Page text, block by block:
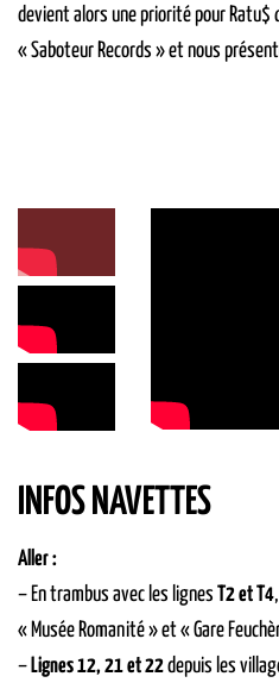
devient alors une priorité pour Ratu$
« Saboteur Records » et nous
INFOS NAVETTES
Aller :
– En trambus avec les lignes T2 et T4
« Musée Romanité » et « Gare
– Lignes 12, 21 et 22depuis les